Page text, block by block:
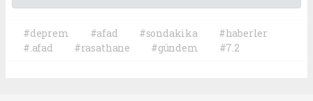
#deprem #afad #sondakika
#haberler
#.afad
#rasathane #gündem #7.2